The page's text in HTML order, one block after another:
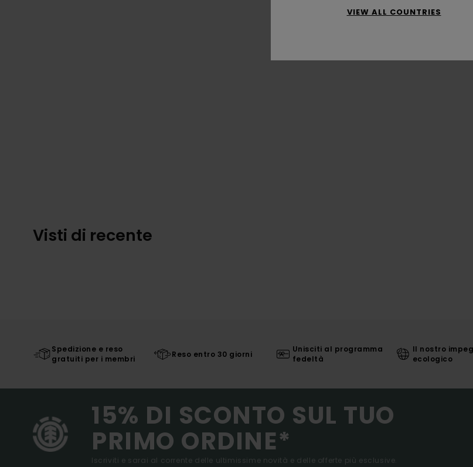
Visti di recente
Spedizione e reso
gratuiti per i membri
Reso entro 30 giorni
Unisciti al programma
fedeltà
Il nostro
ecologico
15% DI SCONTO SUL TUO
PRIMO ORDINE*
Iscriviti e sarai al corrente delle ultimissime novità e delle offerte più esclusive.
VIEW ALL COUNTRIES